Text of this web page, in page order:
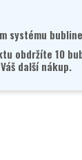
systému
obdržíte 10
další nákup.